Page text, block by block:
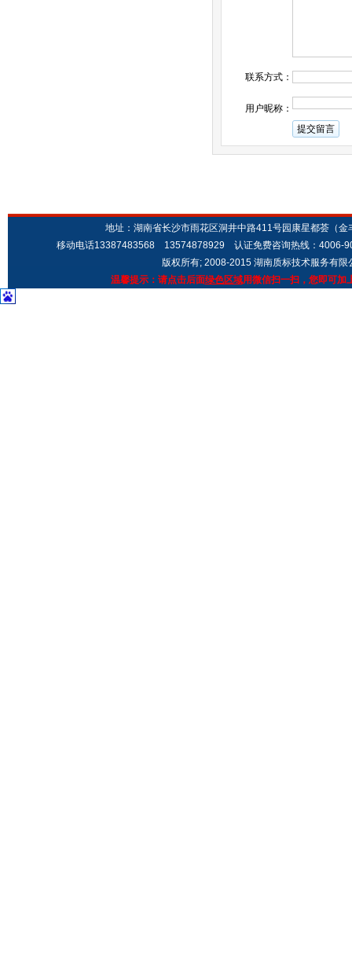
联系方式：
用户昵称：
地址：湖南省长沙市雨花区洞井中路411号园康星都荟（
移动电话13387483568 13574878929 认证免费咨询热线：4006-
版权所有; 2008-2015 湖南质标技术服务有限
温馨提示：请点击后面绿色区域用微信扫一扫，您即可加